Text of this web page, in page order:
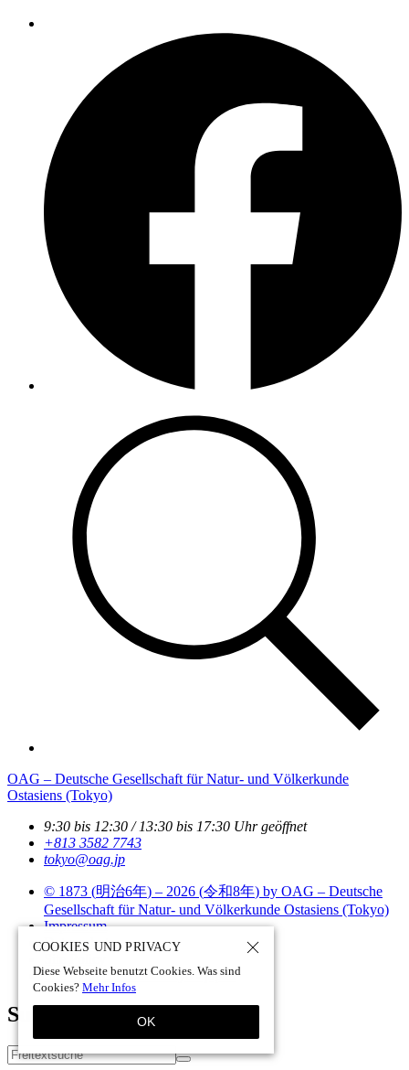
OAG – Deutsche Gesellschaft für Natur- und Völkerkunde
Ostasiens (Tokyo)
9:30 bis 12:30 / 13:30 bis 17:30 Uhr geöffnet
+813 3582 7743
tokyo­@­oag­.­jp
© 1873 (明治6年) – 2026 (令和8年) by OAG – Deutsche
Gesellschaft für Natur- und Völkerkunde Ostasiens (Tokyo)
Impressum
Datenschutz
Site by piichi.com - tokyo - japan
Suchen
COOKIES UND PRIVACY
Diese Webseite benutzt Cookies. Was sind
Cookies? Mehr Infos
OK